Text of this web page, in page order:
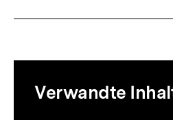
zur
Verwandte